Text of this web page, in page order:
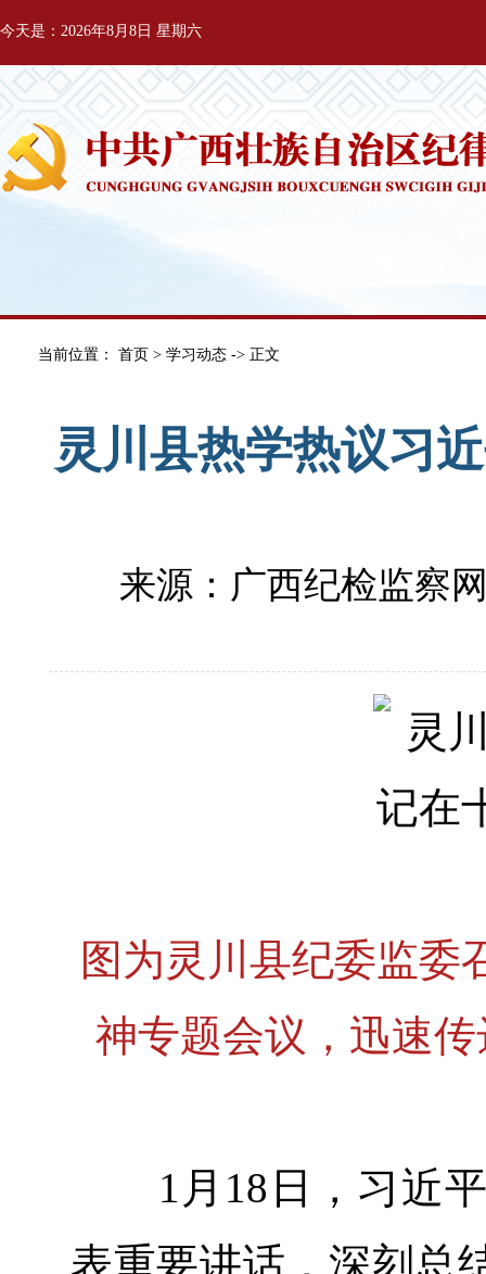
今天是：2026年8月8日 星期六
当前位置： 首页 > 学习动态 -> 正文
灵川县热学热议习
来源：广西纪检监察
图为灵川县纪委监委
神专题会议，迅速
1月18日，习近平
表重要讲话，深刻总